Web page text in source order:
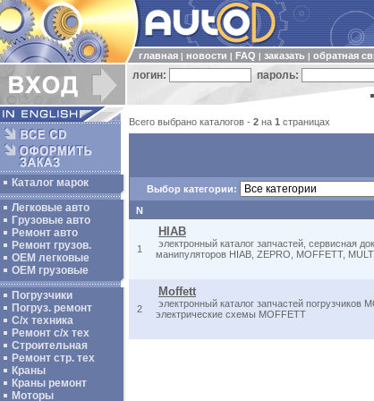
главная новости FAQ заказать обратная
логин: пароль:
Каталог марок
Легковые авто
Грузовые авто
Ремонт авто
Ремонт грузов.
ОЕМ легковые
OEM грузовые
Погрузчики
Погруз. ремонт
С/х техника
Ремонт с/х тех
Строительная
Ремонт стр. тех
Краны
Краны ремонт
Моторы
Всего выбрано каталогов - 2 на 1 страницах
Выбор категории:
N
1
HIAB
электронный каталог запчастей, сервисная
манипуляторов HIAB, ZEPRO, MOFFETT,
2
Moffett
электронный каталог запчастей погрузчиков
электрические схемы MOFFETT